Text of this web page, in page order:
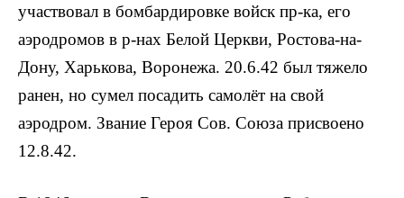
участвовал в бом­бардировке войск пр-ка, его
аэродро­мов в р-нах Белой Церкви, Ростова-на-
Дону, Харькова, Воронежа. 20.6.42 был тяжело
ранен, но сумел посадить самолёт на свой
аэродром. Звание Героя Сов. Союза присвоено
12.8.42.